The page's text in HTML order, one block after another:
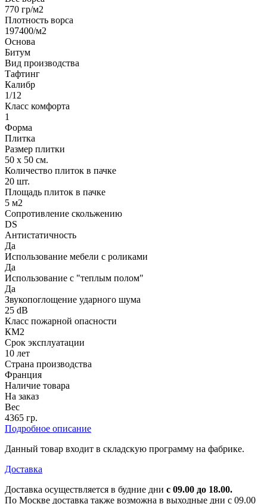
770 гр/м2
Плотность ворса
197400/м2
Основа
Битум
Вид производства
Тафтинг
Калибр
1/12
Класс комфорта
1
Форма
Плитка
Размер плитки
50 х 50 см.
Количество плиток в пачке
20 шт.
Площадь плиток в пачке
5 м2
Сопротивление скольжению
DS
Антистатичность
Да
Использование мебели с роликами
Да
Использование с "теплым полом"
Да
Звукопоглощение ударного шума
25 dB
Класс пожарной опасности
КМ2
Срок эксплуатации
10 лет
Страна производства
Франция
Наличие товара
На заказ
Вес
4365 гр.
Подробное описание
Данный товар входит в складскую программу на фабрике.
Доставка
Доставка осуществляется в будние дни с 09.00 до 18.00.
По Москве доставка также возможна в выходные дни с 09.00